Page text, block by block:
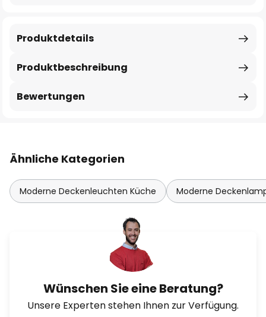
Produktbeschreibung
Produktdetails
Bewertungen
Ähnliche Kategorien
Moderne Deckenleuchten Küche Moderne
Wünschen Sie eine Beratung?
Unsere Experten stehen Ihnen zur Verfügung.